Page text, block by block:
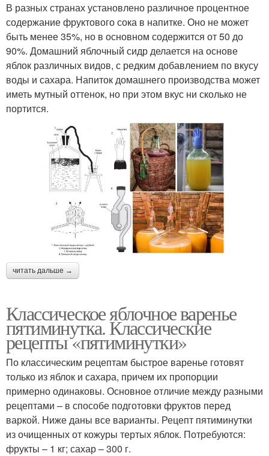
В разных странах установлено различное процентное
содержание фруктового сока в напитке. Оно не может
быть менее 35%, но в основном содержится от 50 до
90%. Домашний яблочный сидр делается на основе
яблок различных видов, с редким добавлением по вкусу
воды и сахара. Напиток домашнего производства может
иметь мутный оттенок, но при этом вкус ни сколько не
портится.
читать дальше →
Классическое яблочное варенье
пятиминутка. Классические
рецепты «пятиминутки»
По классическим рецептам быстрое варенье готовят
только из яблок и сахара, причем их пропорции
примерно одинаковы. Основное отличие между разными
рецептами – в способе подготовки фруктов перед
варкой. Ниже даны все варианты. Рецепт пятиминутки
из очищенных от кожуры тертых яблок. Потребуются:
фрукты – 1 кг; сахар – 300 г.